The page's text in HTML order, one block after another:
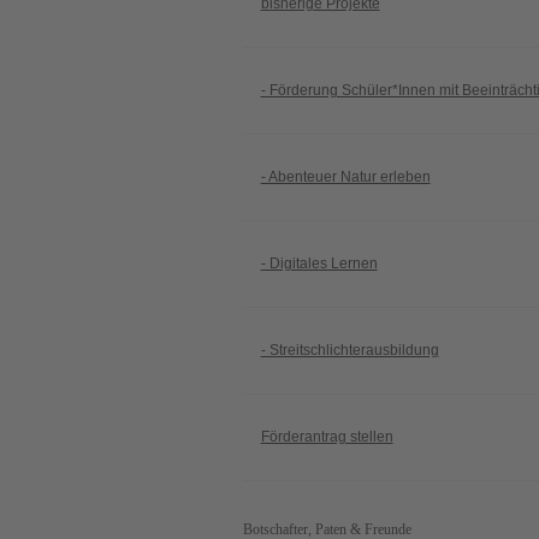
bisherige Projekte
- Förderung Schüler*Innen mit
- Abenteuer Natur erleben
- Digitales Lernen
- Streitschlichterausbildung
Förderantrag stellen
Botschafter, Paten & Freunde